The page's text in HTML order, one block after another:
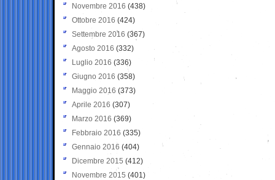
Novembre 2016 (438)
Ottobre 2016 (424)
Settembre 2016 (367)
Agosto 2016 (332)
Luglio 2016 (336)
Giugno 2016 (358)
Maggio 2016 (373)
Aprile 2016 (307)
Marzo 2016 (369)
Febbraio 2016 (335)
Gennaio 2016 (404)
Dicembre 2015 (412)
Novembre 2015 (401)